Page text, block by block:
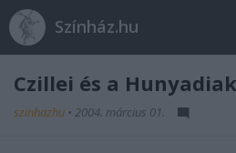
Színház.hu
Czillei és a Hunyadiak
szinhazhu • 2004. március 01.